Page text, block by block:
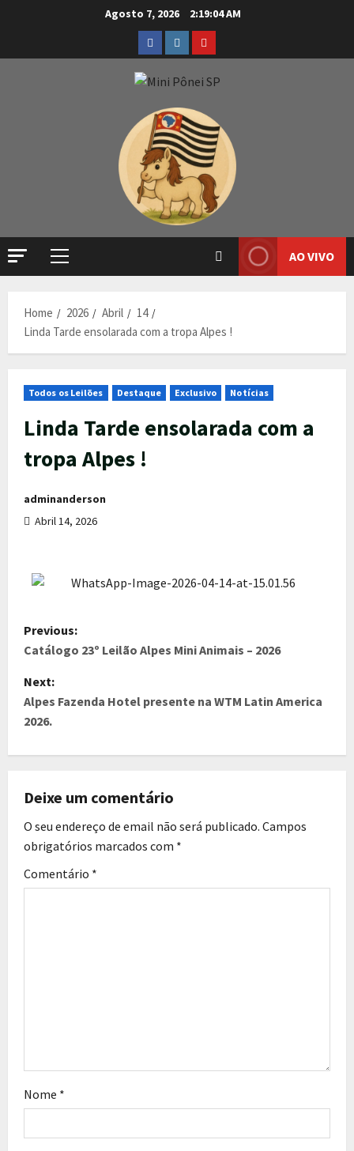
Agosto 7, 2026 2:19:05 AM
AO VIVO
Home 2026 Abril
14
Linda Tarde ensolarada com a tropa Alpes !
Todos os Leilões Destaque Exclusivo Notícias
Linda Tarde ensolarada com a
tropa Alpes !
adminanderson
Abril 14, 2026
Previous:
Catálogo 23º Leilão Alpes Mini Animais – 2026
Next:
Alpes Fazenda Hotel presente na WTM Latin America
2026.
Deixe um comentário
O seu endereço de email não será publicado. Campos
obrigatórios marcados com *
Comentário *
Nome *